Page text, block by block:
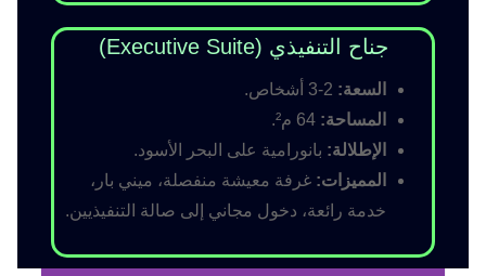
جناح التنفيذي (Executive Suite)
السعة:
المساحة:
الإطلالة: بانورامية على البحر الأسود.
المميزات: غرفة معيشة منفصلة، ميني بار،
خدمة رائعة، دخول مجاني إلى صالة التنفيذيين.